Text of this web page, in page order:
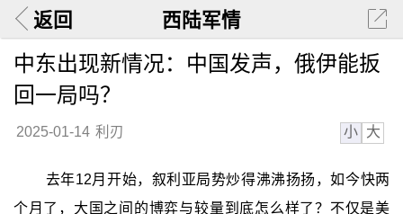
返回 西陆军情
中东出现新情况：中国发声，俄伊能扳
回一局吗？
2025-01-14 利刃 小 大
去年12月开始，叙利亚局势炒得沸沸扬扬，如今快两
个月了，大国之间的博弈与较量到底怎么样了？不仅是美